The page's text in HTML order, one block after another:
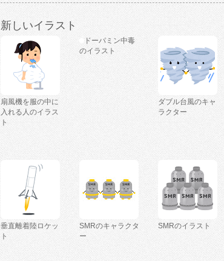
新しいイラスト
扇風機を服の中に
入れる人のイラス
ト
ドーパミン中毒
のイラスト
ダブル台風のキャ
ラクター
垂直離着陸ロケッ
ト
SMRのキャラクタ
ー
SMRのイラスト